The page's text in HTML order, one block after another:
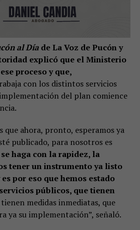
al Díade La Voz de Pucón y
explicó que el Ministerio
proceso y que,
con los distintos servicios
del plan comience
que ahora, pronto, esperamos ya
publicado, para nosotros es
se haga con la rapidez, la
tener un instrumento ya listo
por eso que hemos estado
públicos, que tienen
medidas inmediatas, que
ya su implementación”, señaló.